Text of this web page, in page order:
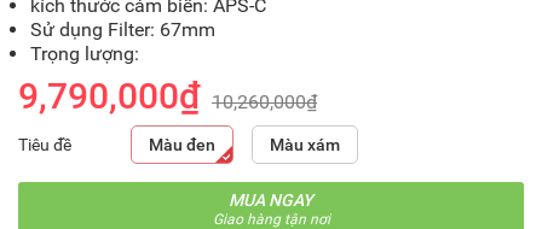
kích thước cảm biến: APS-C
Sử dụng Filter: 67mm
Trọng lượng:
9,790,000₫ 10,260,000₫
Tiêu đề Màu đen Màu xám
MUA NGAY
Giao hàng tận nơi